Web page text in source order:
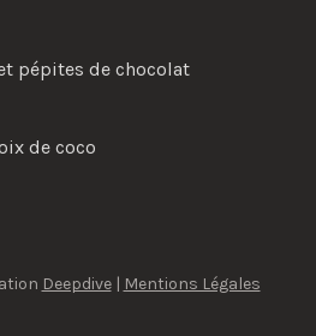
pépites de chocolat
de coco
Deepdive| Mentions Légales